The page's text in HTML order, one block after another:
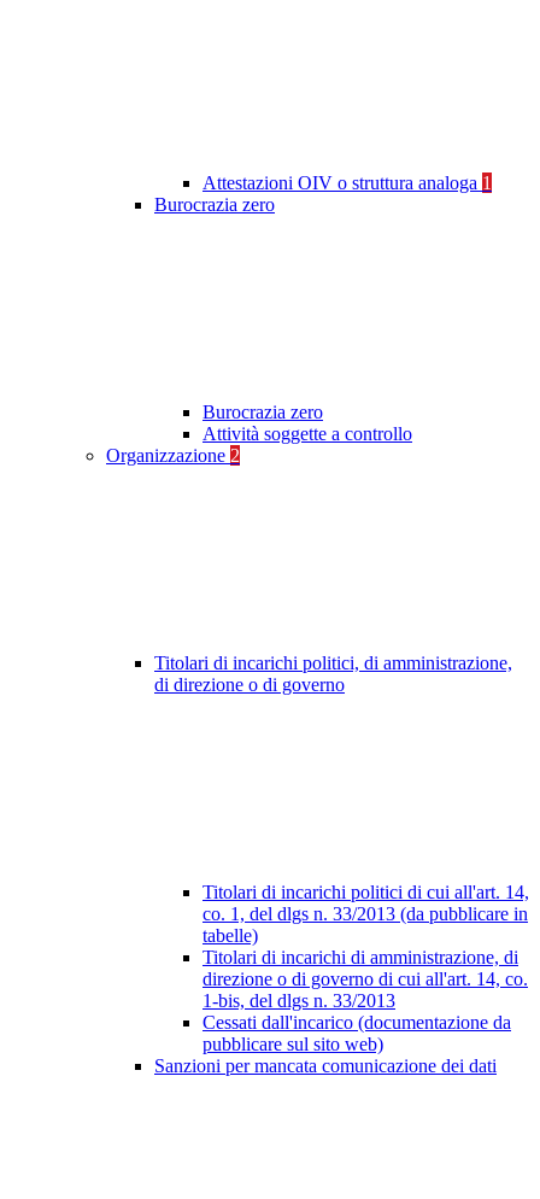
Attestazioni OIV o struttura analoga 1
Burocrazia zero
Burocrazia zero
Attività soggette a controllo
Organizzazione 2
Titolari di incarichi politici, di amministrazione,
di direzione o di governo
Titolari di incarichi politici di cui all'art. 14,
co. 1, del dlgs n. 33/2013 (da pubblicare in
tabelle)
Titolari di incarichi di amministrazione, di
direzione o di governo di cui all'art. 14, co.
1-bis, del dlgs n. 33/2013
Cessati dall'incarico (documentazione da
pubblicare sul sito web)
Sanzioni per mancata comunicazione dei dati